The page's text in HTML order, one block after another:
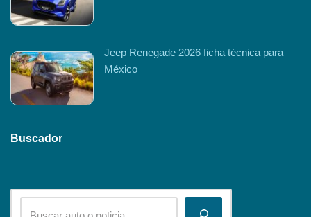
Jeep Renegade 2026 ficha técnica para
México
Buscador